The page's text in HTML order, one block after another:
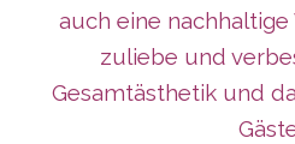
auch eine
zuliebe und
Gesamtästhetik und